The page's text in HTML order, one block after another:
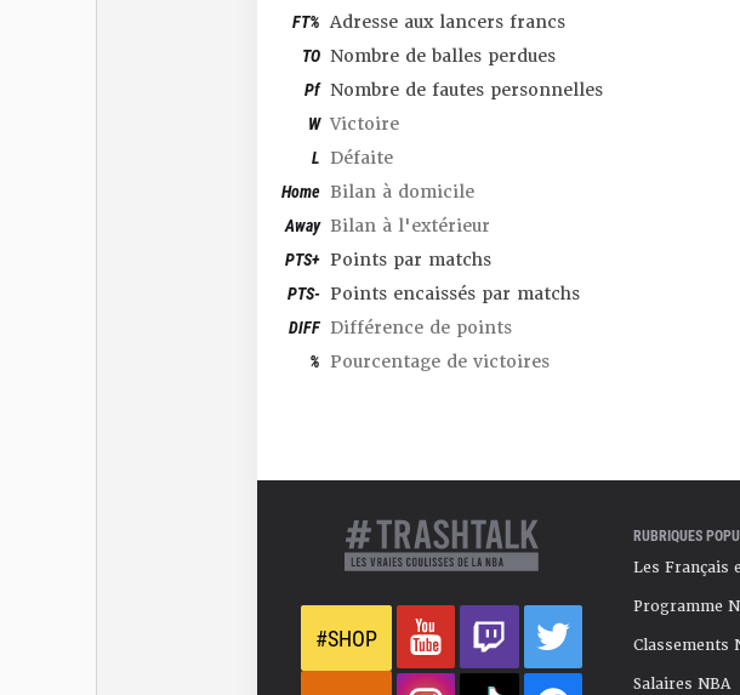
FT% Adresse aux lancers francs
TO Nombre de balles perdues
Pf Nombre de fautes personnelles
W Victoire
L Défaite
Home Bilan à domicile
Away Bilan à l'extérieur
PTS+ Points par matchs
PTS- Points encaissés par matchs
DIFF Différence de points
% Pourcentage de victoires
#SHOP
RUBRIQUES
Les Français
Programme
Classements
Salaires NBA